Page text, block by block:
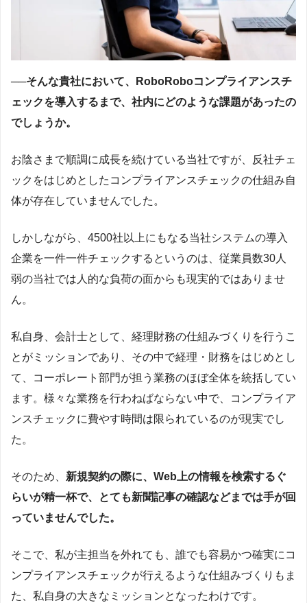
──そんな貴社において、RoboRoboコンプライアンスチ
ェックを導入するまで、社内にどのような課題があったの
でしょうか。
お陰さまで順調に成長を続けている当社ですが、反社チェ
ックをはじめとしたコンプライアンスチェックの仕組み自
体が存在していませんでした。
しかしながら、4500社以上にもなる当社システムの導入
企業を一件一件チェックするというのは、従業員数30人
弱の当社では人的な負荷の面からも現実的ではありませ
ん。
私自身、会計士として、経理財務の仕組みづくりを行うこ
とがミッションであり、その中で経理・財務をはじめとし
て、コーポレート部門が担う業務のほぼ全体を統括してい
ます。様々な業務を行わねばならない中で、コンプライア
ンスチェックに費やす時間は限られているのが現実でし
た。
そのため、 新規契約の際に、Web上の情報を検索するぐ
らいが精一杯で、とても新聞記事の確認などまでは手が回
っていませんでした。
そこで、私が主担当を外れても、誰でも容易かつ確実にコ
ンプライアンスチェックが行えるような仕組みづくりもま
た、私自身の大きなミッションとなったわけです。